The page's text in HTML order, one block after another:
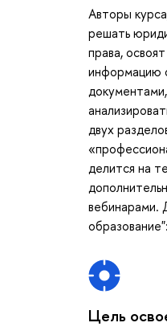
Авторы
решать
права,
информацию
двух
делится на
вебинарами.
Цель